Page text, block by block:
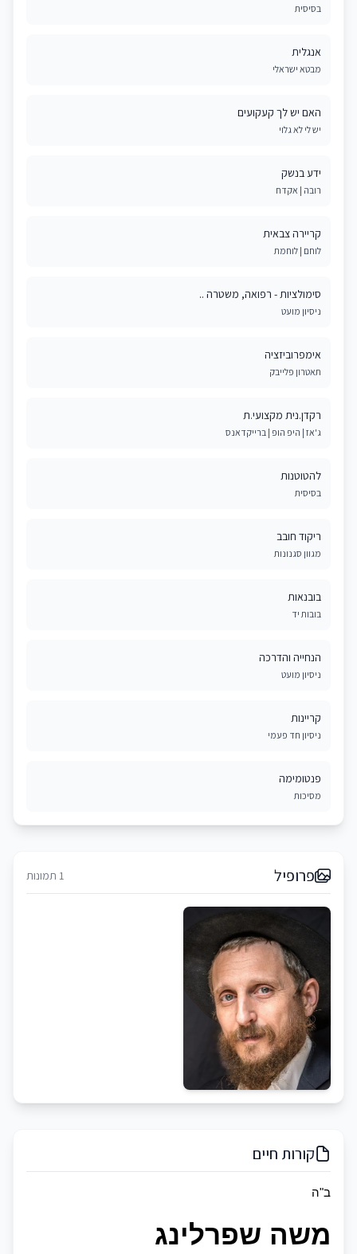
בסיסית
אנגלית
מבטא ישראלי
האם יש לך קעקועים
יש לי לא גלוי
ידע בנשק
רובה | אקדח
קריירה צבאית
לוחם | לוחמת
סימולציות - רפואה, משטרה ..
ניסיון מועט
אימפרוביזציה
תאטרון פלייבק
רקדן.נית מקצועי.ת
ג'אז | היפ הופ | ברייקדאנס
להטוטנות
בסיסית
ריקוד חובב
מגוון סגנונות
בובנאות
בובות יד
הנחייה והדרכה
ניסיון מועט
קריינות
ניסיון חד פעמי
פנטומימה
מסיכות
פרופיל 1 תמונות
קורות חיים
ב"ה
משה שפרלינג